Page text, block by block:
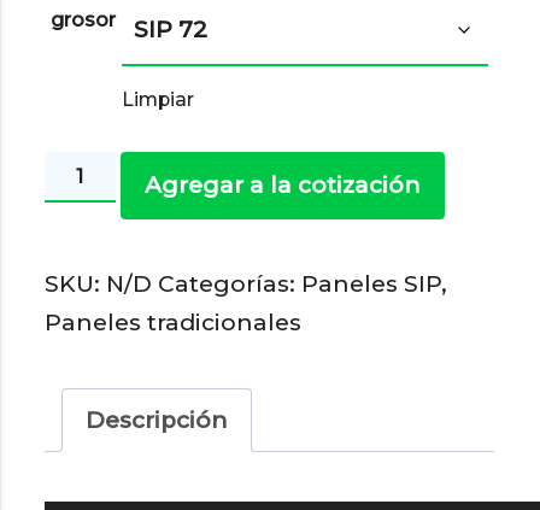
grosor
Limpiar
Paneles
SIP
mm
-
Agregar a la cotización
SKU: N/D Categorías: Paneles SIP,
Paneles tradicionales
Descripción